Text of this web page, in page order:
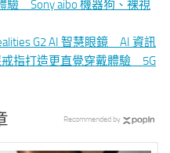
Sony aibo 機器狗、裸視
G2 AI 智慧眼鏡 AI 資訊
指打造更直覺穿戴體驗 5G
Recommended by